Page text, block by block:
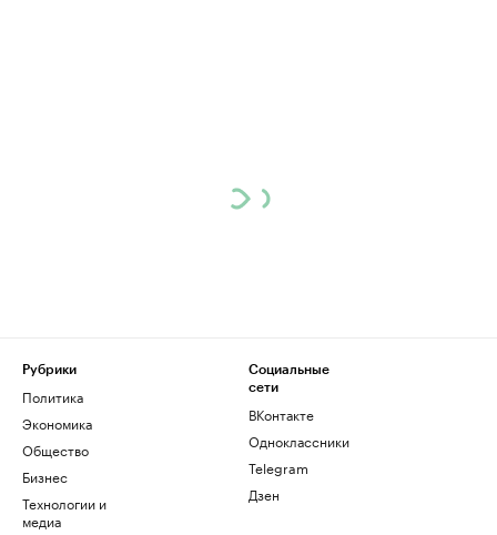
Рубрики
Политика
Экономика
Общество
Бизнес
Технологии и
медиа
Социальные
сети
ВКонтакте
Одноклассники
Telegram
Дзен